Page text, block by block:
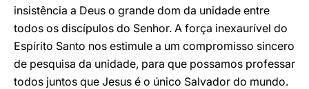
insistência a Deus o grande dom da unidade entre
todos os discípulos do Senhor. A força inexaurível do
Espírito Santo nos estimule a um compromisso sincero
de pesquisa da unidade, para que possamos professar
todos juntos que Jesus é o único Salvador do mundo.